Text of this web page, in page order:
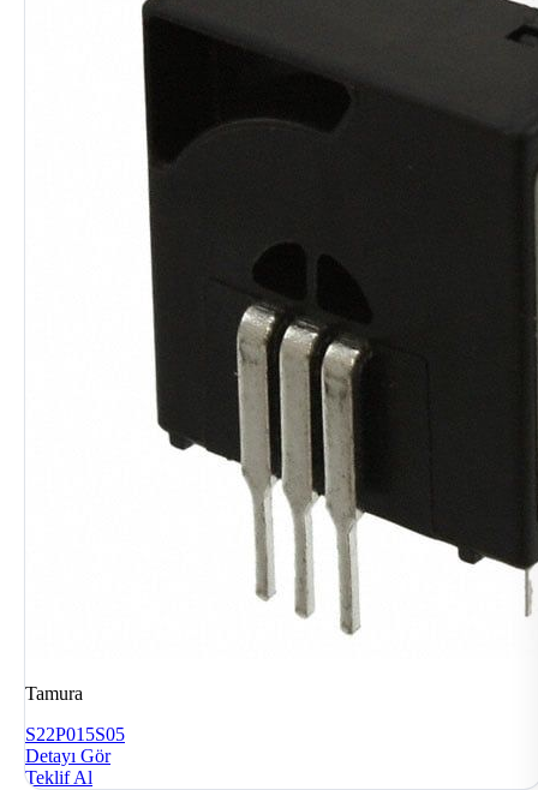
Tamura
S22P015S05
Detayı Gör
Teklif Al